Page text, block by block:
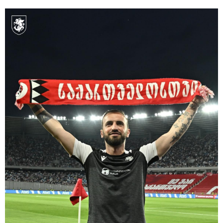
15:49 / 06-08-2026
შეიძინე ალდაგის სამოგზაურო დაზღვევა და მიიღე
გაორმაგებული ინტერნეტი